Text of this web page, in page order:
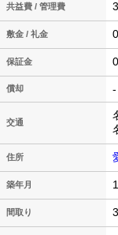
共益費 / 管理費
敷金 / 礼金
保証金
償却 -
交通
住所
築年月
間取り